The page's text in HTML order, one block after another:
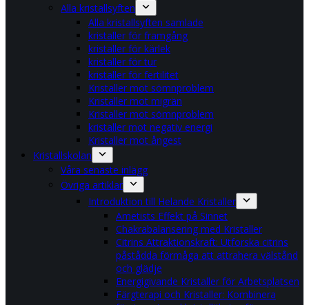
Alla kristallsyften
Alla kristallsyften samlade
kristaller för framgång
kristaller för kärlek
kristaller för tur
kristaller för fertilitet
Kristaller mot sömnproblem
Kristaller mot migrän
Kristaller mot sömnproblem
kristaller mot negativ energi
Kristaller mot ångest
Kristallskolan
Våra senaste inlägg
Övriga artiklar
Introduktion till Helande Kristaller
Ametists Effekt på Sinnet
Chakrabalansering med Kristaller
Citrins Attraktionskraft: Utforska citrins
påstådda förmåga att attrahera välstånd
och glädje
Energigivande Kristaller för Arbetsplatsen
Färgterapi och Kristaller: Kombinera